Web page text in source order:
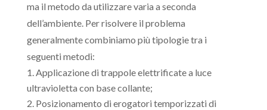
ma il metodo da utilizzare varia a seconda
dell’ambiente. Per risolvere il problema
generalmente combiniamo più tipologie tra i
seguenti metodi:
Applicazione di trappole elettrificate a luce
ultravioletta con base collante;
Posizionamento di erogatori temporizzati di